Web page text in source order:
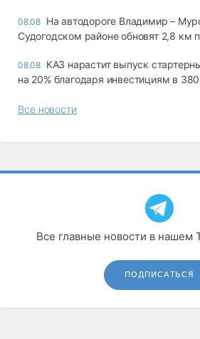
08.08 На автодороге Владимир –
Судогодском районе обновят 2,8 км
08.08 КАЗ нарастит выпуск
на 20% благодаря инвестициям в
Все новости
Все главные новости в нашем
ПОДПИСАТЬСЯ